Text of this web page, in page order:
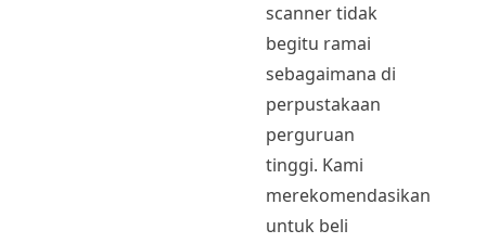
scanner tidak
begitu ramai
sebagaimana di
perpustakaan
perguruan
tinggi. Kami
merekomendasikan
untuk beli